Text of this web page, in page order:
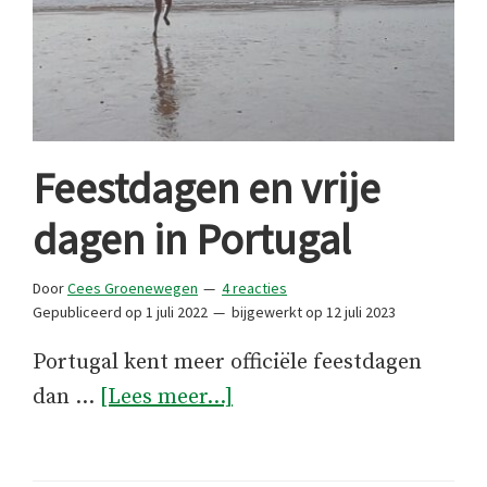
Feestdagen en vrije
dagen in Portugal
DoorCees Groenewegen
4 reacties
Gepubliceerd op 1 juli 2022 bijgewerkt op 12 juli 2023
Portugal kent meer officiële feestdagen
dan … [Lees meer...]